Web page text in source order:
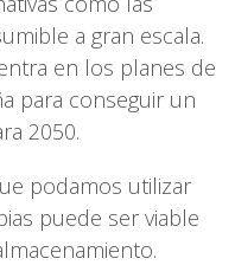
a gran escala.
en los planes de
para conseguir un
2050.
podamos utilizar
puede ser viable